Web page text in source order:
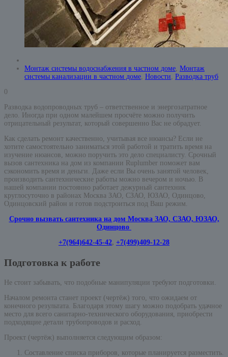
Монтаж системы водоснабжения в частном доме, Монтаж
системы канализации в частном доме, Новости, Разводка труб
0
Разводка водопроводных труб – ответственное и энергозатратное
дело. Иногда при одном малейшем просчёте можно получить
отрицательный результат, который совершенно Вас не обрадует.
Как сделать ремонт качественно, учитывая все нюансы? Если не
хотите самостоятельно заниматься этой работой и тратить время на
изучение нюансов, можно поручить это дело специалисту. Срочный
вызов сантехника на дом из компании Ruplumber поможет вам
сэкономить время и деньги. Даже если Вы очень занятой человек,
производить сантехнические работы можно вечером и ночью. В
нашей компании постоянно работает дежурный сантехник
круглосуточно в районах Москва ЗАО, СЗАО, ЮЗАО, Одинцово,
Одинцовский район и готов подстроиться под Ваш режим.
Срочно вызвать сантехника на дом Москва ЗАО, СЗАО, ЮЗАО,
Одинцово
+7(964)642-45-42, +7(499)409-12-28
Подготовка к работе
Не стоит забывать, что подобные манипуляции требуют подготовки.
Началом ремонта станет проект (чертёж) того, что ожидаем от
конечного результата. Благодаря этому шагу можно подобрать удачное
место для всего санитарно-технического оборудования, приобрести
подходящие детали трубопроводов и расход.
Проект (чертёж) выполняется следующим образом:
Составление списка приборов, которые планируется разместить.